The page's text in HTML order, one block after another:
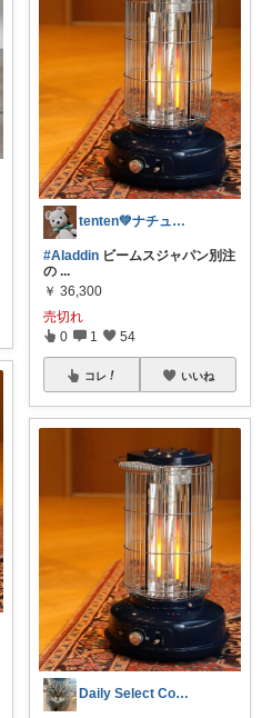
tenten💚ナチュラルライフ
#Aladdin ビームスジャパン別注
の ...
￥ 36,300
売切れ
0 1 54
コレ いいね
Daily Select Cozy 🐾